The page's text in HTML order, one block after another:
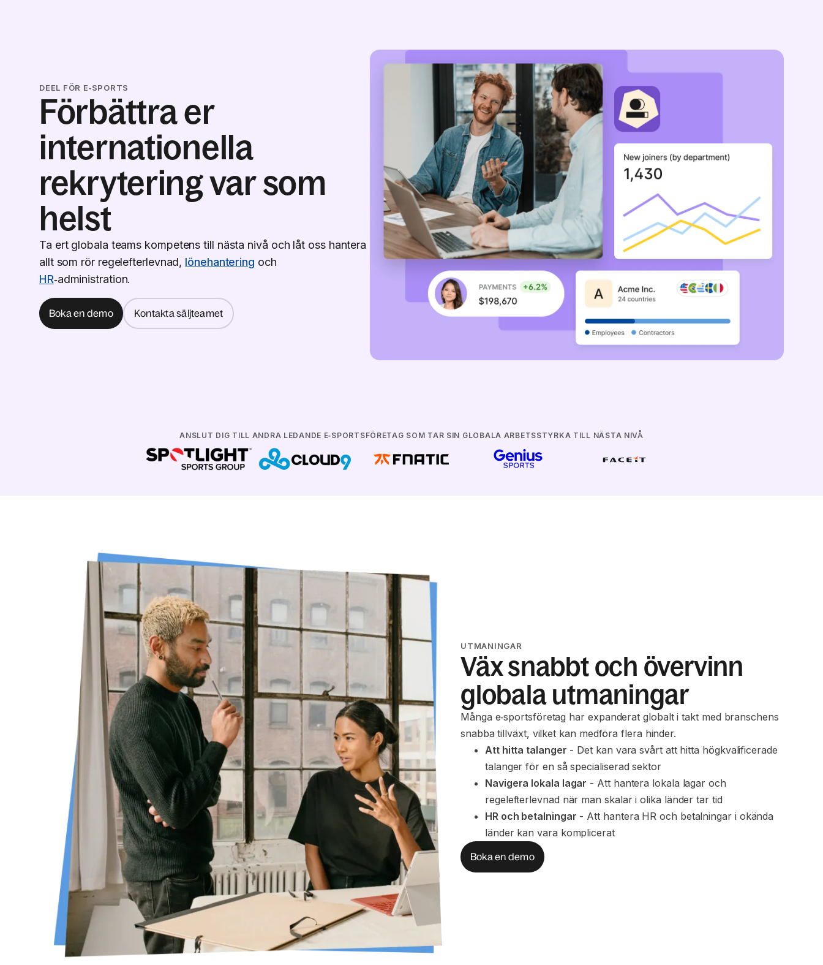
DEEL FÖR E‑SPORTS
Förbättra er
internationella
rekrytering var som
helst
Ta ert globala teams kompetens till nästa nivå och låt oss hantera
allt som rör regelefterlevnad, lönehantering och
HR‑administration.
Boka en demo Kontakta säljteamet
ANSLUT DIG TILL ANDRA LEDANDE E‑SPORTSFÖRETAG SOM TAR SIN GLOBALA ARBETSSTYRKA TILL NÄSTA NIVÅ
UTMANINGAR
Väx snabbt och övervinn
globala utmaningar
Många e‑sportsföretag har expanderat globalt i takt med branschens
snabba tillväxt, vilket kan medföra flera hinder.
Att hitta talanger - Det kan vara svårt att hitta högkvalificerade
talanger för en så specialiserad sektor
Navigera lokala lagar - Att hantera lokala lagar och
regelefterlevnad när man skalar i olika länder tar tid
HR och betalningar - Att hantera HR och betalningar i okända
länder kan vara komplicerat
Boka en demo